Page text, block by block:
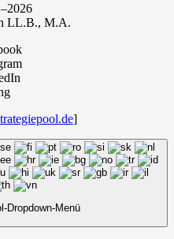
LL.B., M.A.
]